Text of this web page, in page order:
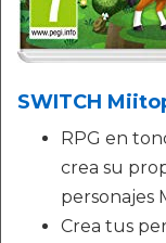
SWITCH
RPG en
crea su
personajes
Crea tus